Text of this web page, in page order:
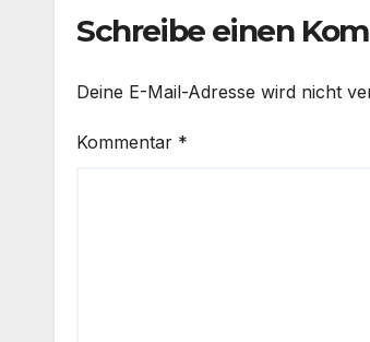
Schreibe einen
Deine E-Mail-Adresse wird nicht
Kommentar *